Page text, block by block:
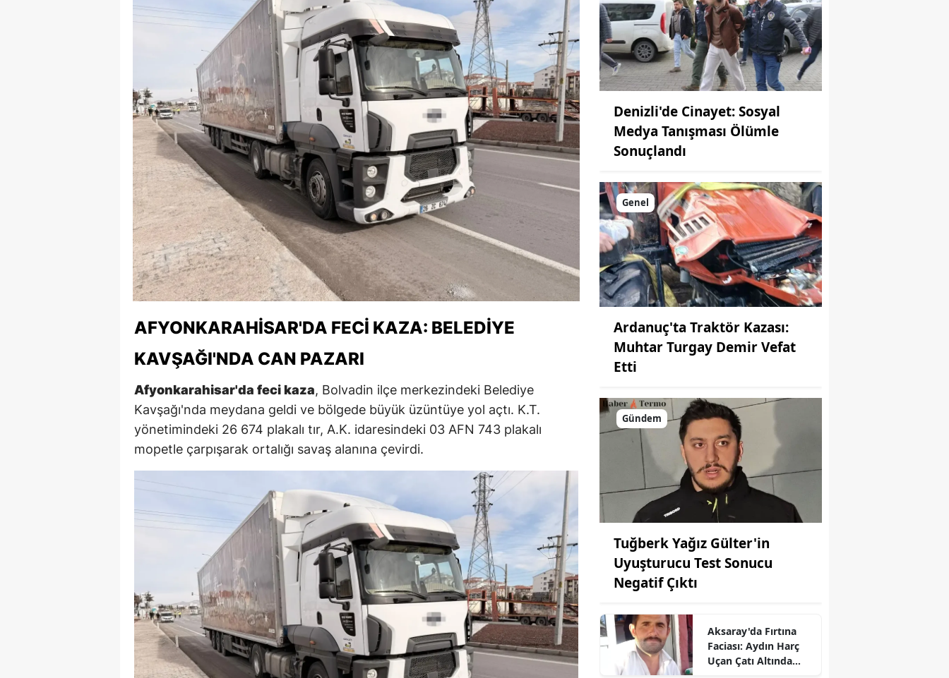
AFYONKARAHISAR'DA FECI KAZA: BELEDIYE
KAVŞAĞI'NDA CAN PAZARI
Afyonkarahisar'da feci kaza, Bolvadin ilçe merkezindeki Belediye
Kavşağı'nda meydana geldi ve bölgede büyük üzüntüye yol açtı. K.T.
yönetimindeki 26 674 plakalı tır, A.K. idaresindeki 03 AFN 743 plakalı
mopetle çarpışarak ortalığı savaş alanına çevirdi.
Denizli'de Cinayet: Sosyal
Medya Tanışması Ölümle
Sonuçlandı
Genel
Ardanuç'ta Traktör Kazası:
Muhtar Turgay Demir Vefat
Etti
Gündem
Tuğberk Yağız Gülter'in
Uyuşturucu Test Sonucu
Negatif Çıktı
Aksaray'da Fırtına
Faciası: Aydın Harç
Uçan Çatı Altında